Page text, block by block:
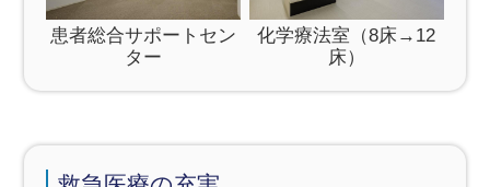
患者総合サポートセン
ター
化学療法室（8床→12
床）